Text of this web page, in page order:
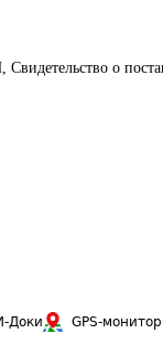
Свидетельство о
Доки GPS-